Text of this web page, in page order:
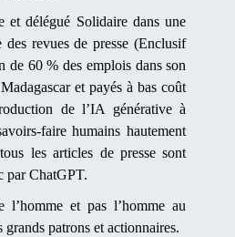
et délégué Solidaire dans une
revues de presse (Enclusif
de 60 % des emplois dans son
et payés à bas coût
de l’IA générative à
faire humains hautement
les articles de presse sont
par ChatGPT.
et pas l’homme au
patrons et actionnaires.